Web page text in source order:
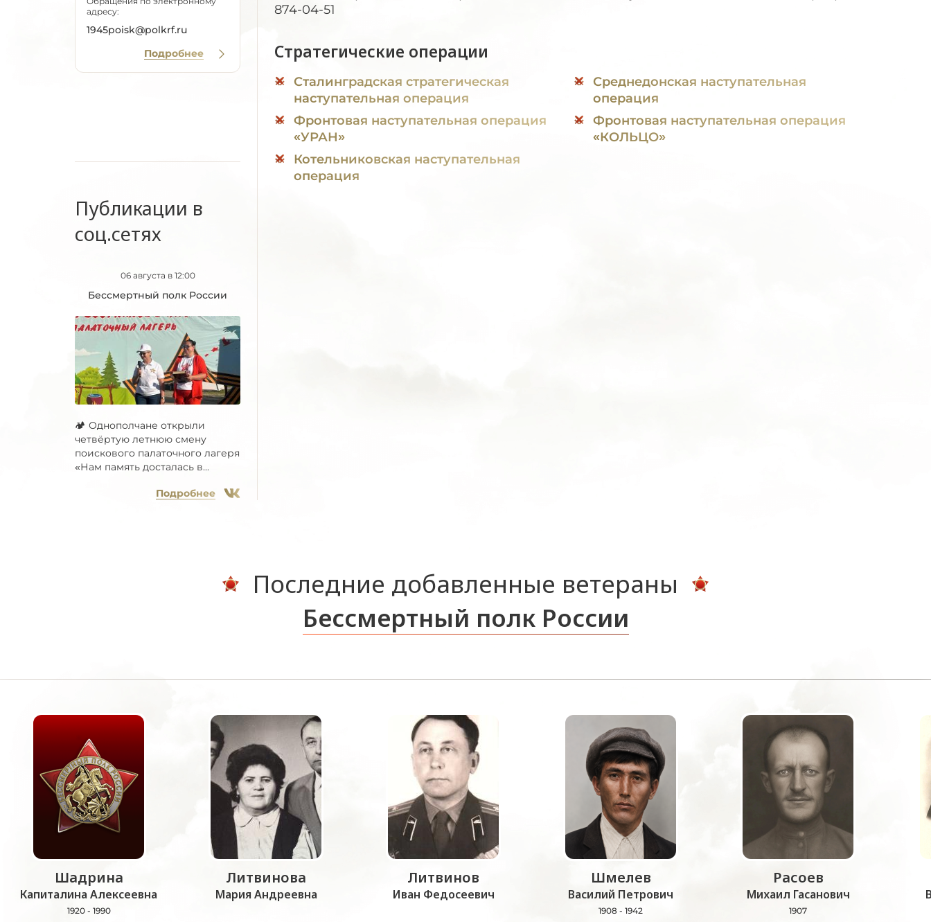
адресу:
1945poisk@polkrf.ru
Подробнее
Публикации в
соц.сетях
06 августа в 12:00
Бессмертный полк России
🏕 Однополчане открыли
четвёртую летнюю смену
поискового палаточного лагеря
«Нам память досталась в...
Подробнее
874-04-51
Стратегические операции
Сталинградская стратегическая
наступательная операция
Фронтовая наступательная операция
«УРАН»
Котельниковская наступательная
операция
Среднедонская наступательная
операция
Фронтовая наступательная операция
«КОЛЬЦО»
Последние добавленные ветераны
Бессмертный полк России
Шадрина
Капиталина Алексеевна
1920 - 1990
Литвинова
Мария Андреевна
Литвинов
Иван Федосеевич
Шмелев
Василий Петрович
1908 - 1942
Расоев
Михаил Гасанович
1907